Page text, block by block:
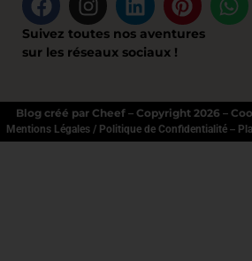
Suivez toutes nos aventures
sur les réseaux sociaux !
Blog créé par Cheef – Copyright 2026 –
Mentions Légales / Politique de Confidentialité–